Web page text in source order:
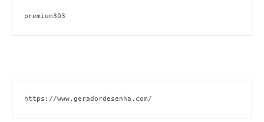
premium303
https://www.geradordesenha.com/